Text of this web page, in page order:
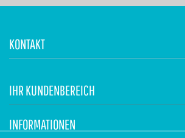
KONTAKT
IHR KUNDENBEREICH
INFORMATIONEN